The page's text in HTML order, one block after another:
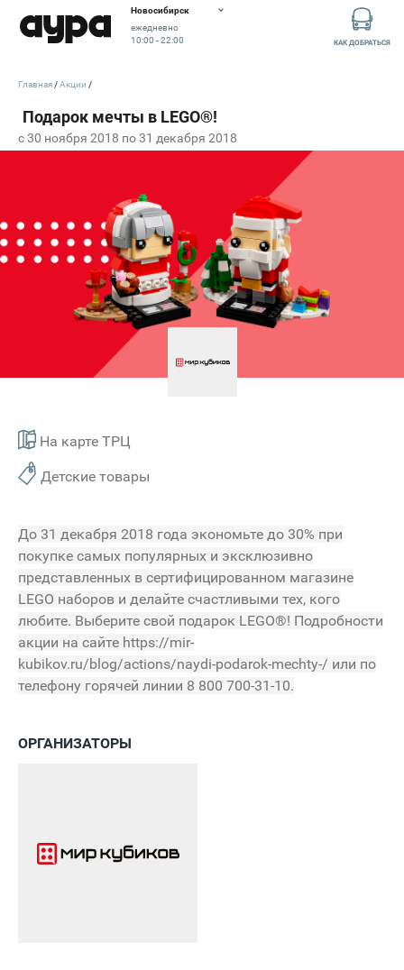
Новосибирск
ежедневно
10:00 - 22:00
КАК ДОБРАТЬСЯ
c 30 ноября 2018 по 31 декабря 2018
На карте ТРЦ
Детские товары
Главная Акции
До 31 декабря 2018 года экономьте до 30% при
покупке самых популярных и эксклюзивно
представленных в сертифицированном магазине
LEGO наборов и делайте счастливыми тех, кого
любите. Выберите свой подарок LEGO®! Подробности
акции на сайте https://mir-
kubikov.ru/blog/actions/naydi-podarok-mechty-/ или по
телефону горячей линии 8 800 700-31-10.
ОРГАНИЗАТОРЫ